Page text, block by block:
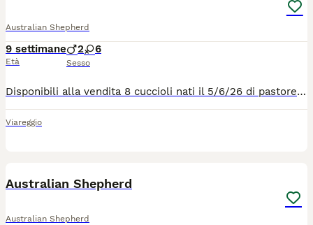
Australian Shepherd
9 settimane
Età
2 6
Sesso
Disponibili alla vendita 8 cuccioli nati il 5/6/26 di pastore australiano con pedigree e con genitori testati per la riproduzioni 4 femmine Red Tricolor 1 maschio Red tricolo 1 maschio Black Tricolor 2 femmine Black Tricolor I cuccioli verranno ceduti con pedigree Microchip Primo vaccino 3 sverminazioni Libretto sanitario Iscrizione anagrafe canina I cuccioli saranno pronti al ritiro dopo il 70 giorno Per informazioni contattatemi telefonicamente o anche via whatsapp
Viareggio
Australian Shepherd
Australian Shepherd